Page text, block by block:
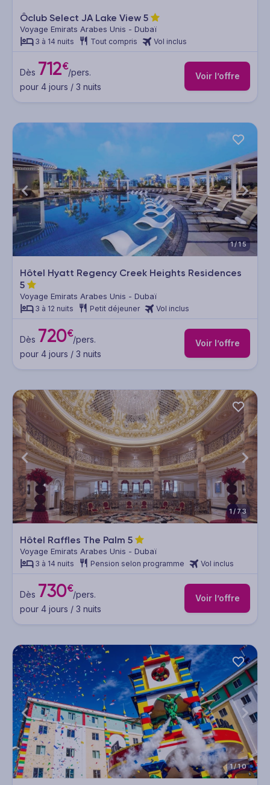
Ôclub Select JA Lake View 5
Voyage Emirats Arabes Unis - Dubaï
3 à 14 nuits Tout compris Vol inclus
Dès 712€/pers.
pour 4 jours / 3 nuits
Voir l’offre
1/15
Hôtel Hyatt Regency Creek Heights Residences
5
Voyage Emirats Arabes Unis - Dubaï
3 à 12 nuits Petit déjeuner Vol inclus
Dès 720€/pers.
pour 4 jours / 3 nuits
Voir l’offre
1/73
Hôtel Raffles The Palm 5
Voyage Emirats Arabes Unis - Dubaï
3 à 14 nuits Pension selon programme Vol inclus
Dès 730€/pers.
pour 4 jours / 3 nuits
Voir l’offre
1/10